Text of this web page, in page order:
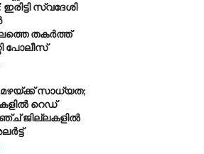
ഇരിട്ടി സ്വദേശി
തകർത്ത്
പോലീസ്
സാധ്യത;
റെഡ്
ജില്ലകളിൽ